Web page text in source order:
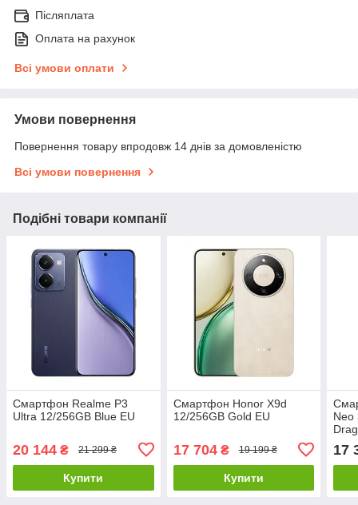
Післяплата
Оплата на рахунок
Всі умови оплати
Умови повернення
Повернення товару впродовж 14 днів за домовленістю
Всі умови повернення
Подібні товари компанії
Смартфон Realme P3
Ultra 12/256GB Blue EU
20 144 ₴ 21 299 ₴
Купити
Смартфон Honor X9d
12/256GB Gold EU
17 704₴ 19 199 ₴
Купити
Neo
17